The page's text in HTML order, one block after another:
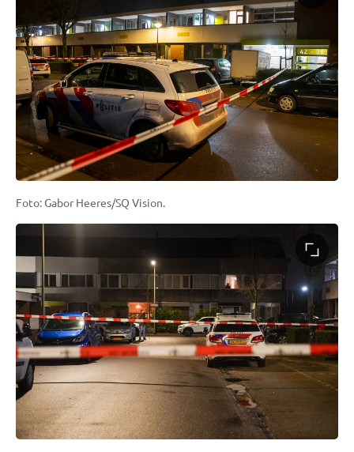
Foto: Gabor Heeres/SQ Vision.